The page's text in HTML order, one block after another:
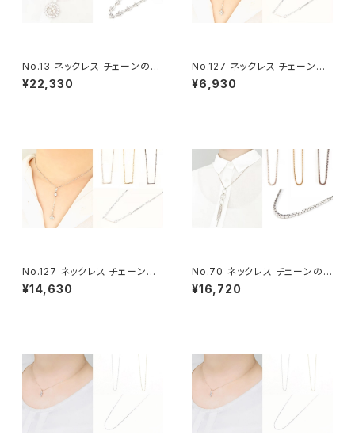
No.13 ネックレス チェーンのみ
（80センチ+アジャスター）
¥22,330
No.127 ネックレス チェーンの
み（40センチ+アジャスター）
¥6,930
No.127 ネックレス チェーンの
み（60センチ+アジャスター）
¥14,630
No.70 ネックレス チェーンの
み（70センチ+アジャスター）
¥16,720